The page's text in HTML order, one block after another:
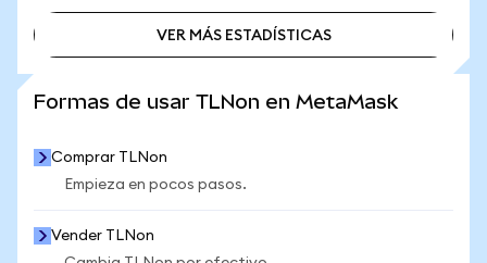
VER MÁS ESTADÍSTICAS
Formas de usar TLNon en MetaMask
Comprar TLNon
Empieza en pocos pasos.
Vender TLNon